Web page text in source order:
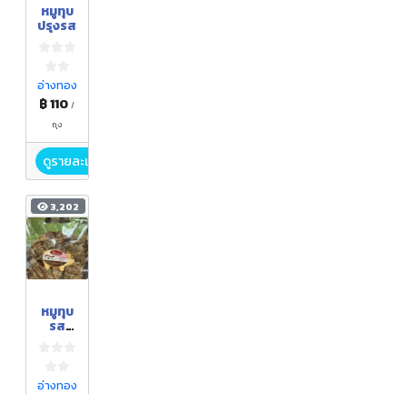
หมูทุบ
ปรุงรส
อ่างทอง
฿ 110/
ถุง
ดูรายละเอียด
3,202
หมูทุบ
รส
อ่างทอง